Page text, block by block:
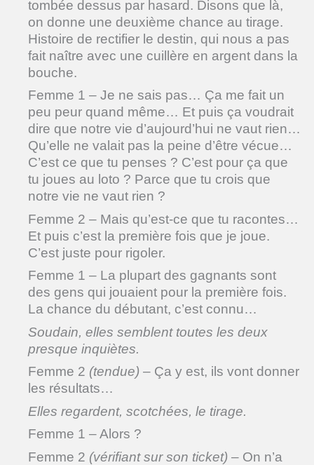
tombée dessus par hasard. Disons que là,
on donne une deuxième chance au tirage.
Histoire de rectifier le destin, qui nous a pas
fait naître avec une cuillère en argent dans la
bouche.
Femme 1 – Je ne sais pas… Ça me fait un
peu peur quand même… Et puis ça voudrait
dire que notre vie d’aujourd’hui ne vaut rien…
Qu’elle ne valait pas la peine d’être vécue…
C’est ce que tu penses ? C’est pour ça que
tu joues au loto ? Parce que tu crois que
notre vie ne vaut rien ?
Femme 2 – Mais qu’est-ce que tu racontes…
Et puis c’est la première fois que je joue.
C’est juste pour rigoler.
Femme 1 – La plupart des gagnants sont
des gens qui jouaient pour la première fois.
La chance du débutant, c’est connu…
Soudain, elles semblent toutes les deux
presque inquiètes.
Femme 2 (tendue) – Ça y est, ils vont donner
les résultats…
Elles regardent, scotchées, le tirage.
Femme 1 – Alors ?
Femme 2 (vérifiant sur son ticket) – On n’a